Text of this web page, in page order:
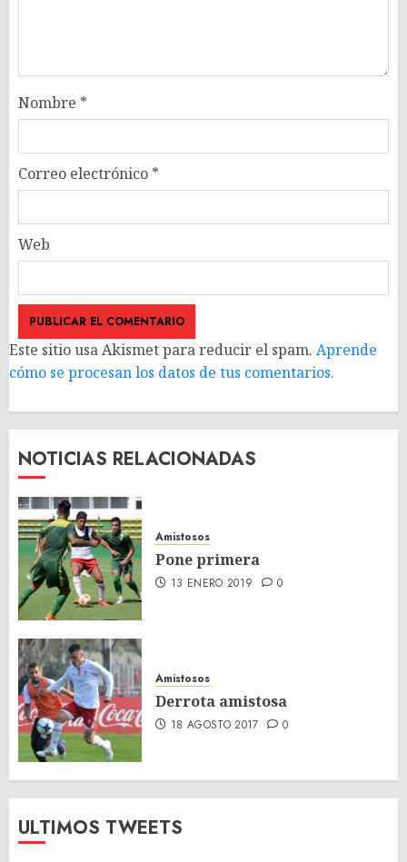
Nombre *
Correo electrónico *
Web
Este sitio usa Akismet para reducir el spam. Aprende
cómo se procesan los datos de tus comentarios.
NOTICIAS RELACIONADAS
Amistosos
Pone primera
13 ENERO 2019 0
Amistosos
Derrota amistosa
18 AGOSTO 2017 0
ULTIMOS TWEETS